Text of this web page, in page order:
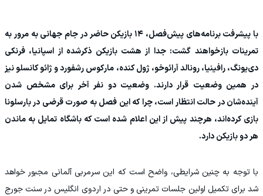
با پیشرفت برنامه‌های پیش‌فصل، ۱۴ بازیکن حاضر در جام جهانی به مرور به
تمرینات بازخواهند گشت: جدا از هشت بازیکن ذکرشده از اسپانیا، فرنکی
دی‌یونگ، رافینیا، رونالد آرائوخو، ژول کنده، مارکوس رشفورد و ژائو کانسلو نیز
در همین وضعیت قرار دارند. وضعیت دو نفر آخر برای مشخص شدن
آینده‌شان در حالت انتظار است، چرا که این فصل به صورت قرضی در بارسلونا
بازی کرده‌اند، هرچند پیش از این اعلام شده است که باشگاه تمایل به ماندن
هر دو بازیکن دارد.
با توجه به چنین شرایطی، واضح است که این سرمربی آلمانی مجبور خواهد
شد برای تکمیل اولین جلسات تمرینی و حتی در اردوی انگلیس در سنت جورج